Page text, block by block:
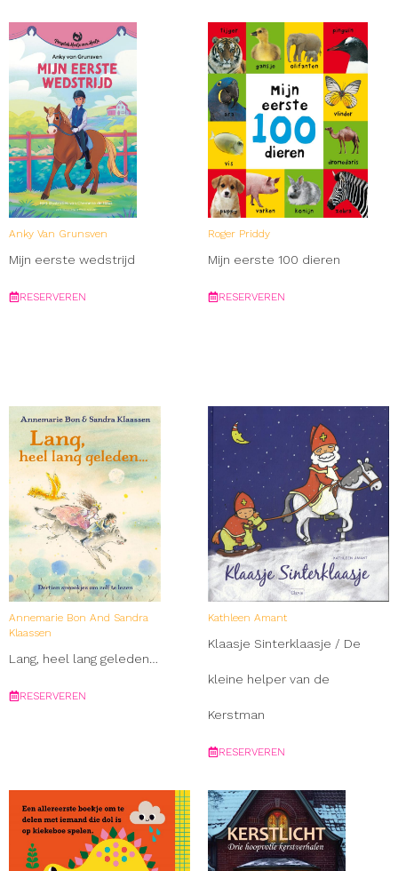
Anky Van Grunsven
Mijn eerste wedstrijd
RESERVEREN
Roger Priddy
Mijn eerste 100 dieren
RESERVEREN
Annemarie Bon And Sandra
Klaassen
Lang, heel lang geleden…
RESERVEREN
Kathleen Amant
Klaasje Sinterklaasje / De
kleine helper van de
Kerstman
RESERVEREN